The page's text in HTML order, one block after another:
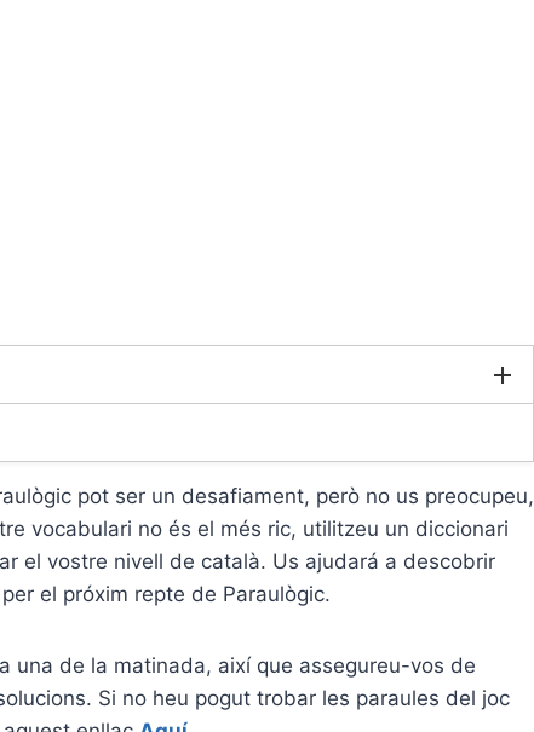
pot ser un desafiament, però no us preocupeu,
vocabulari no és el més ric, utilitzeu un diccionari
el vostre nivell de català. Us ajudará a descobrir
el próxim repte de Paraulògic.
una de la matinada, així que assegureu-vos de
Si no heu pogut trobar les paraules del joc